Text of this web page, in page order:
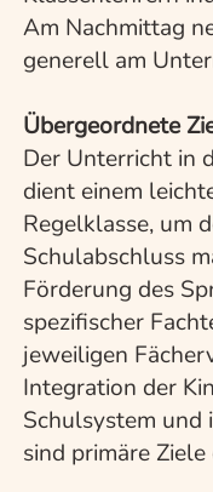
Am Nachmittag
generell am
Übergeordnete
Der Unterricht in
dient einem
Regelklasse, um
Schulabschluss
Förderung des
spezifischer
jeweiligen
Integration der
Schulsystem und
sind primäre